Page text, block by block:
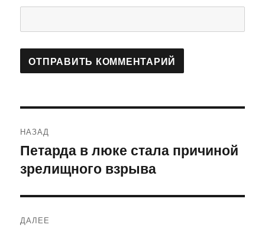
по
записям
НАЗАД
Предыдущая
запись:
Петарда в люке стала причиной
зрелищного взрыва
ДАЛЕЕ